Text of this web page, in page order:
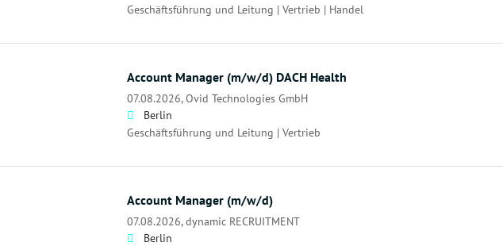
Geschäftsführung und Leitung | Vertrieb | Handel
Account Manager (m/w/d) DACH Health
07.08.2026,Ovid Technologies GmbH
Berlin
Geschäftsführung und Leitung | Vertrieb
Account Manager (m/w/d)
07.08.2026,dynamic RECRUITMENT
Berlin